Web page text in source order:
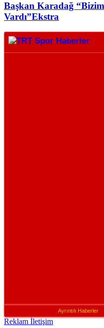
Başkan Karadağ
Vardı”Ekstra
Ayrıntılı Haberler
Reklam İletişim